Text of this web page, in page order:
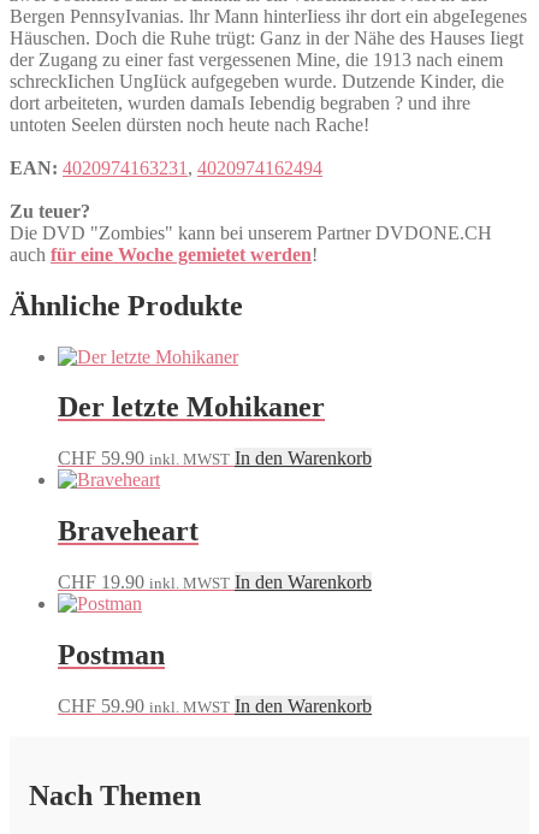
Bergen PennsyIvanias. lhr Mann hinterIiess ihr dort ein abgeIegenes
Häuschen. Doch die Ruhe trügt: Ganz in der Nähe des Hauses Iiegt
der Zugang zu einer fast vergessenen Mine, die 1913 nach einem
schreckIichen UngIück aufgegeben wurde. Dutzende Kinder, die
dort arbeiteten, wurden damaIs Iebendig begraben ? und ihre
untoten Seelen dürsten noch heute nach Rache!
EAN: 4020974163231 , 4020974162494
Zu teuer?
Die DVD "Zombies" kann bei unserem Partner DVDONE.CH
auch für eine Woche gemietet werden!
Ähnliche Produkte
Der letzte Mohikaner
CHF 59.90 inkl. MWST In den Warenkorb
Braveheart
CHF 19.90 inkl. MWST In den Warenkorb
Postman
CHF 59.90 inkl. MWST In den Warenkorb
Nach Themen